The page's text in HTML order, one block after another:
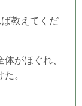
教えてくだ
がほぐれ、
。